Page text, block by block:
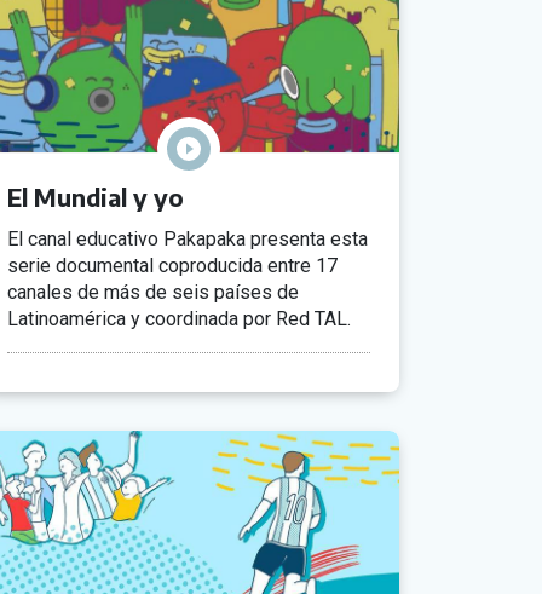
El Mundial y yo
El canal educativo Pakapaka presenta esta
serie documental coproducida entre 17
canales de más de seis países de
Latinoamérica y coordinada por Red TAL.